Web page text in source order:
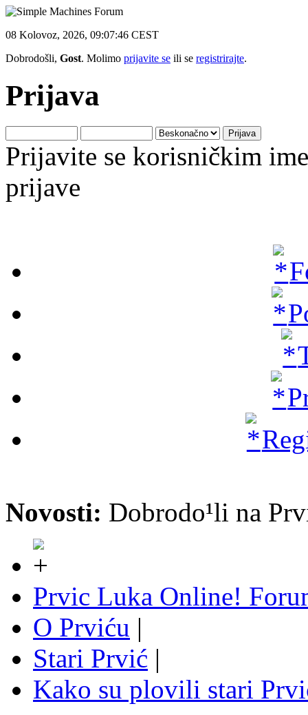
08 Kolovoz, 2026, 09:07:46 CEST
Dobrodošli, Gost. Molimo prijavite se ili se registrirajte.
Prijava
Prijavite se korisničkim
prijave
Novosti: Dobrodo¹li na
Prvic Luka Online!
O Prviću |
Stari Prvić |
Kako su plovili stari